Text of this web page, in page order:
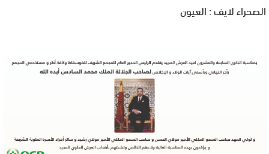
الصحراء لايف : العيون